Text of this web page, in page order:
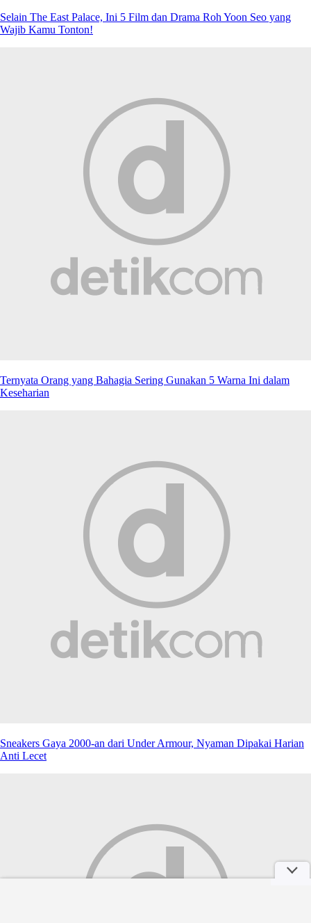
Selain The East Palace, Ini 5 Film dan Drama Roh Yoon Seo yang
Wajib Kamu Tonton!
Ternyata Orang yang Bahagia Sering Gunakan 5 Warna Ini dalam
Keseharian
Sneakers Gaya 2000-an dari Under Armour, Nyaman Dipakai Harian
Anti Lecet